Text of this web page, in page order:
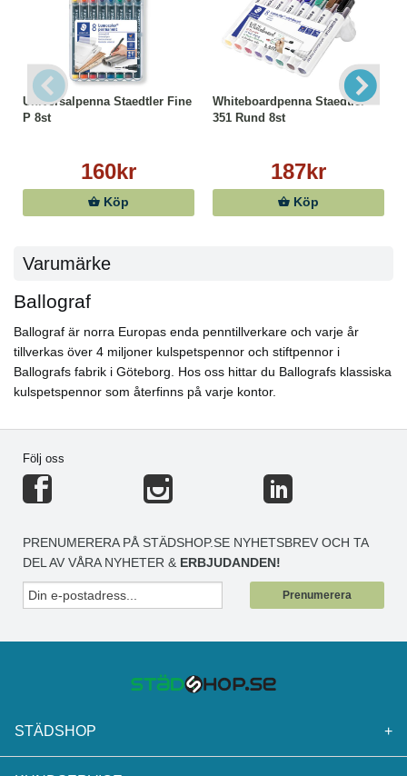
Universalpenna Staedtler Fine
P 8st
160kr
Köp
Whiteboardpenna Staedtler
351 Rund 8st
187kr
Köp
Varumärke
Ballograf
Ballograf är norra Europas enda penntillverkare och varje år
tillverkas över 4 miljoner kulspetspennor och stiftpennor i
Ballografs fabrik i Göteborg. Hos oss hittar du Ballografs klassiska
kulspetspennor som återfinns på varje kontor.
Följ oss
PRENUMERERA PÅ STÄDSHOP.SE NYHETSBREV OCH TA
DEL AV VÅRA NYHETER & ERBJUDANDEN!
Prenumerera
STÄDSHOP +